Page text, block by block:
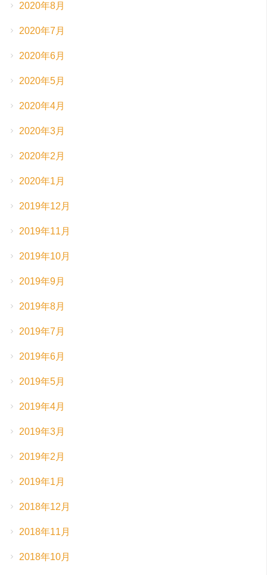
2020年8月
2020年7月
2020年6月
2020年5月
2020年4月
2020年3月
2020年2月
2020年1月
2019年12月
2019年11月
2019年10月
2019年9月
2019年8月
2019年7月
2019年6月
2019年5月
2019年4月
2019年3月
2019年2月
2019年1月
2018年12月
2018年11月
2018年10月